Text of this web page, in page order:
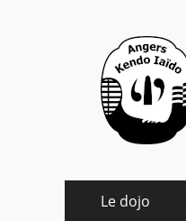
Menu
Le dojo